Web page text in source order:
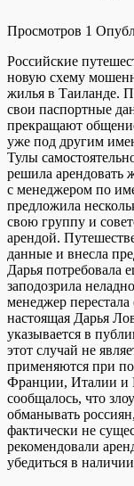
Просмотров 1
Российские
новую схему
жилья в Таиланде.
свои паспортные
прекращают
уже под другим
Тулы
решила арендовать
с менеджером по
предложила
свою группу и
арендой.
данные и внесла
Дарья потребовала
заподозрила
менеджер перестала
настоящая Дарья
указывается в
этот случай не
применяются при
Франции, Италии и
сообщалось, что
обманывать
фактически не
рекомендовали
убедиться в